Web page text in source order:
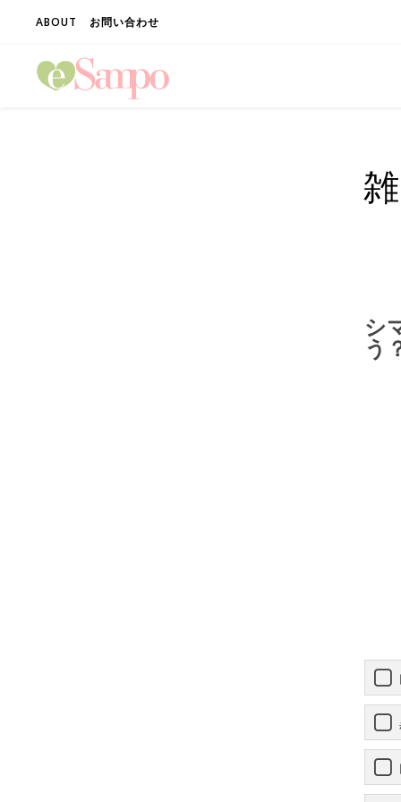
ABOUT お問い合わせ
シ
う